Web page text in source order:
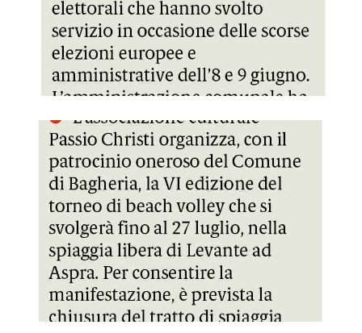
GDS 16/07/2024 Torneo nelle spiagge di Aspra